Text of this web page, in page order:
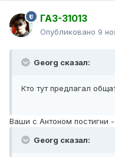
ГАЗ-31013
Опубликовано 9
Georg сказал:
Кто тут предлагал
Ваши с Антоном постигни
Georg сказал: